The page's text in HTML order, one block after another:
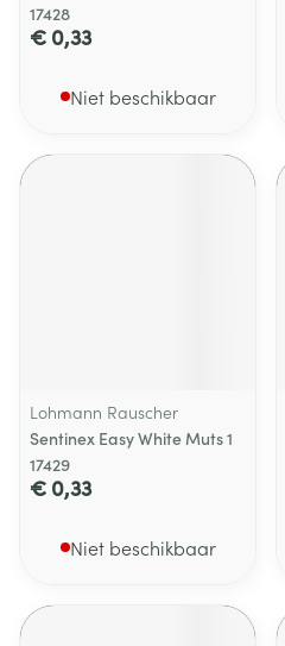
17428
€ 0,33
Niet beschikbaar
Lohmann Rauscher
Sentinex Easy White Muts 1
17429
€ 0,33
Niet beschikbaar